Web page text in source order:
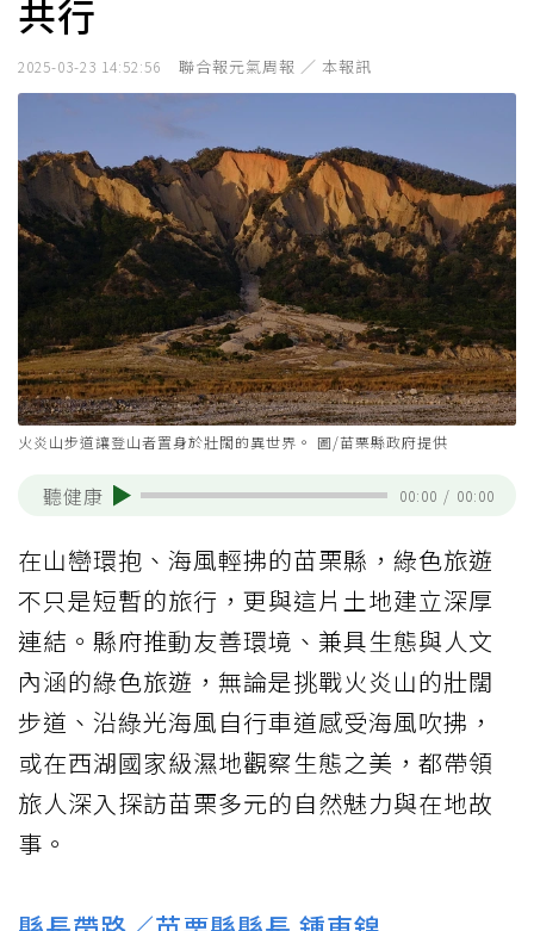
共行
2025-03-23 14:52:56 聯合報元氣周報 ／ 本報訊
火炎山步道讓登山者置身於壯闊的異世界。 圖/苗栗縣政府提供
聽健康 00:00 / 00:00
在山巒環抱、海風輕拂的苗栗縣，綠色旅遊
不只是短暫的旅行，更與這片土地建立深厚
連結。縣府推動友善環境、兼具生態與人文
內涵的綠色旅遊，無論是挑戰火炎山的壯闊
步道、沿綠光海風自行車道感受海風吹拂，
或在西湖國家級濕地觀察生態之美，都帶領
旅人深入探訪苗栗多元的自然魅力與在地故
事。